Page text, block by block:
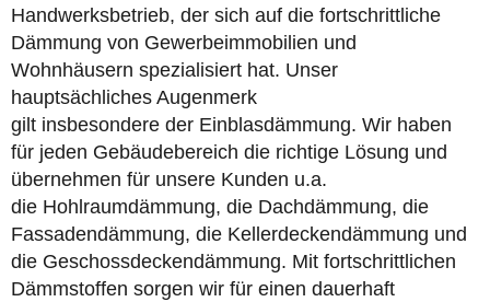
Handwerksbetrieb, der sich auf die fortschrittliche
Dämmung von Gewerbeimmobilien und
Wohnhäusern spezialisiert hat. Unser
hauptsächliches Augenmerk
gilt insbesondere der Einblasdämmung. Wir haben
für jeden Gebäudebereich die richtige Lösung und
übernehmen für unsere Kunden u.a.
die Hohlraumdämmung, die Dachdämmung, die
Fassadendämmung, die Kellerdeckendämmung und
die Geschossdeckendämmung. Mit fortschrittlichen
Dämmstoffen sorgen wir für einen dauerhaft